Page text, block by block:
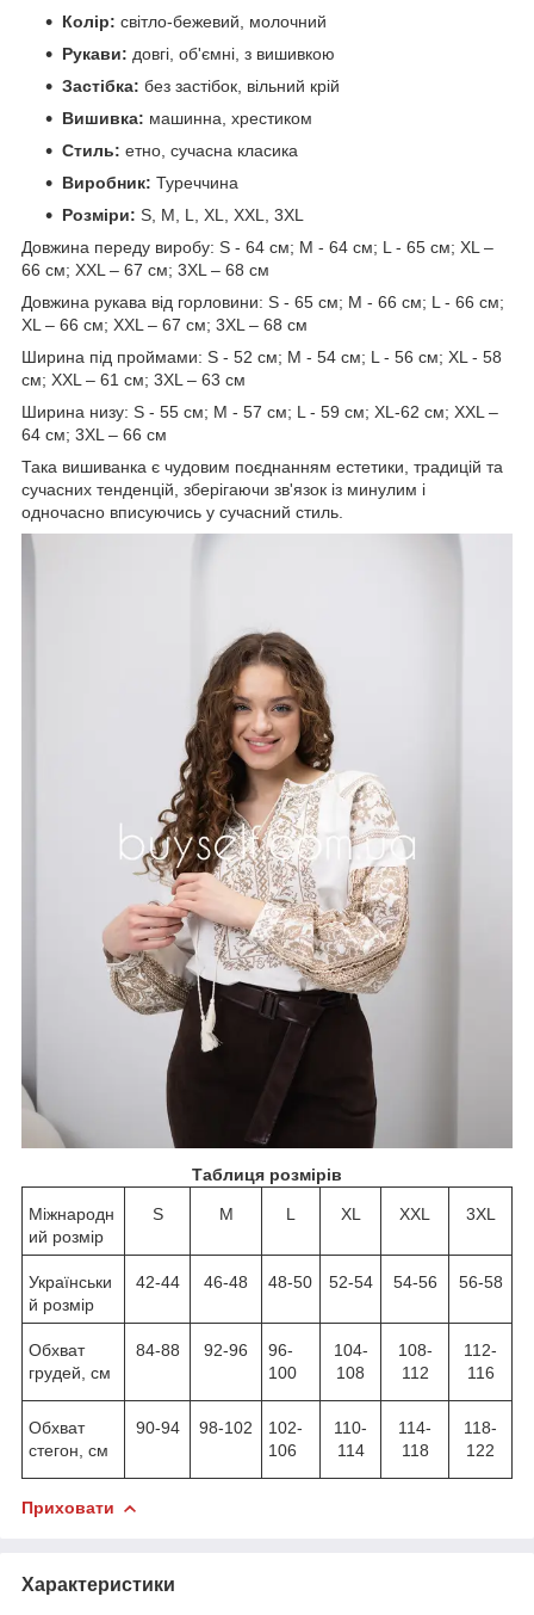
Колір: світло-бежевий, молочний
Рукави: довгі, об'ємні, з вишивкою
Застібка: без застібок, вільний крій
Вишивка: машинна, хрестиком
Стиль: етно, сучасна класика
Виробник: Туреччина
Розміри: S, M, L, XL, XXL, 3XL
Довжина переду виробу: S - 64 см; M - 64 см; L - 65 см; XL –
66 см; XXL – 67 см; 3XL – 68 см
Довжина рукава від горловини: S - 65 см; M - 66 см; L - 66 см;
XL – 66 см; XXL – 67 см; 3XL – 68 см
Ширина під проймами: S - 52 см; M - 54 см; L - 56 см; XL - 58
см; XXL – 61 см; 3XL – 63 см
Ширина низу: S - 55 см; M - 57 см; L - 59 см; XL-62 см; XXL –
64 см; 3XL – 66 см
Така вишиванка є чудовим поєднанням естетики, традицій та
сучасних тенденцій, зберігаючи зв'язок із минулим і
одночасно вписуючись у сучасний стиль.
Таблиця розмірів
Міжнародн
ий розмір
S M L XL XXL 3XL
Українськи
й розмір
42-44 46-48 48-50 52-54 54-56 56-58
Обхват
грудей, см
84-88 92-96
96-
100
104-
108
108-
112
112-
116
Обхват
стегон, см
90-94 98-102
102-
106
110-
114
114-
118
118-
122
Приховати
Характеристики